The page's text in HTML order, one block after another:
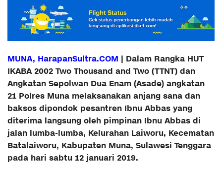
MUNA, HarapanSultra.COM | Dalam Rangka HUT
IKABA 2002 Two Thousand and Two (TTNT) dan
Angkatan Sepolwan Dua Enam (Asade) angkatan
21 Polres Muna melaksanakan anjang sana dan
baksos dipondok pesantren Ibnu Abbas yang
diterima langsung oleh pimpinan Ibnu Abbas di
jalan lumba-lumba, Kelurahan Laiworu, Kecematan
Batalaiworu, Kabupaten Muna, Sulawesi Tenggara
pada hari sabtu 12 januari 2019.